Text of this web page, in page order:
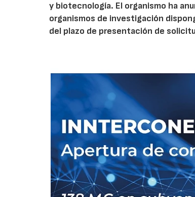
y biotecnología. El organismo ha
organismos de investigación
del plazo de presentación de